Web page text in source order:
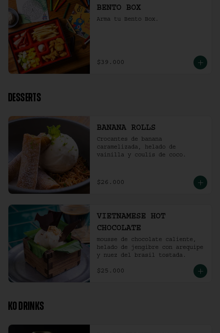
BENTO BOX
Arma tu Bento Box.
$39.000
DESSERTS
BANANA ROLLS
Crocantes de banana
caramelizada, helado de
vainilla y coulis de coco.
$26.000
VIETNAMESE HOT
CHOCOLATE
mousse de chocolate caliente,
helado de jengibre con arequipe
y nuez del brasil tostada.
$25.000
KO DRINKS